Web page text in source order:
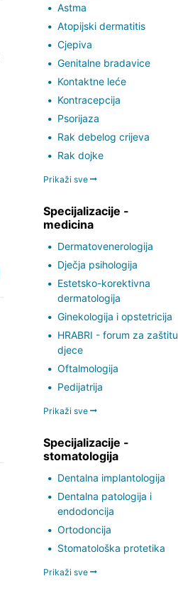
Astma
Atopijski dermatitis
Cjepiva
Genitalne bradavice
Kontaktne leće
Kontracepcija
Psorijaza
Rak debelog crijeva
Rak dojke
Prikaži sve
Specijalizacije -
medicina
Dermatovenerologija
Dječja psihologija
Estetsko-korektivna
dermatologija
Ginekologija i opstetricija
HRABRI - forum za zaštitu
djece
Oftalmologija
Pedijatrija
Prikaži sve
Specijalizacije -
stomatologija
Dentalna implantologija
Dentalna patologija i
endodoncija
Ortodoncija
Stomatološka protetika
Prikaži sve